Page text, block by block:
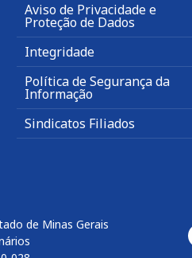
Aviso de Privacidade e
Proteção de Dados
Integridade
Política de Segurança da
Informação
Sindicatos Filiados
de Minas Gerais